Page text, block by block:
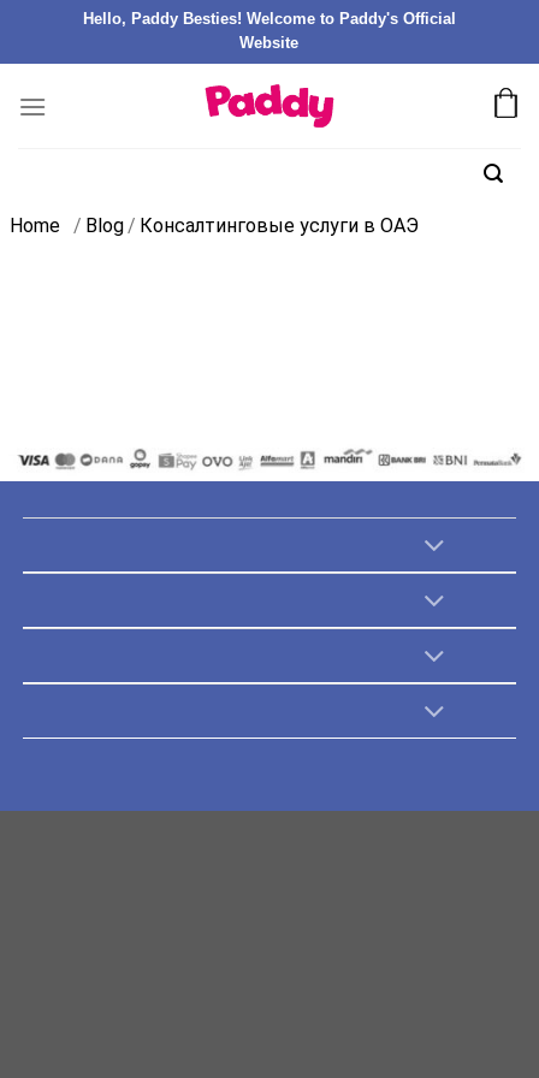
Hello, Paddy Besties! Welcome to Paddy's Official
Website
Home / Blog/ Консалтинговые услуги в ОАЭ